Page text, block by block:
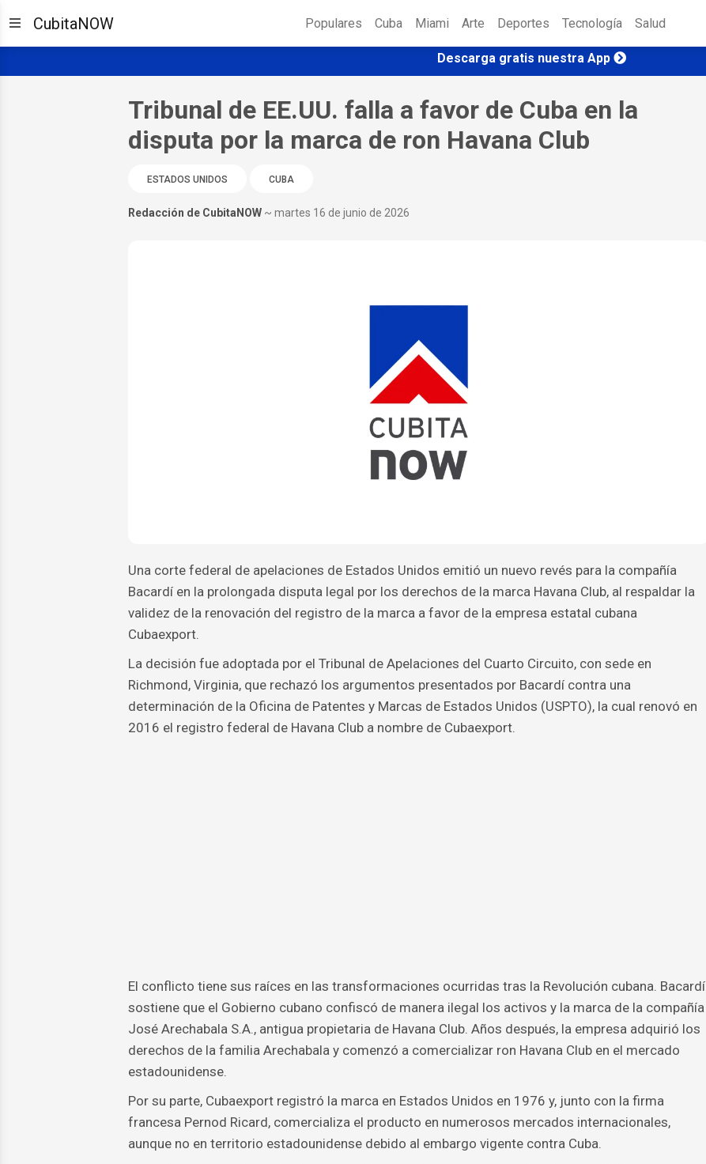
CubitaNOW Populares Cuba Miami Arte Deportes Tecnología Salud
Descarga gratis nuestra App
Tribunal de EE.UU. falla a favor de Cuba en la
disputa por la marca de ron Havana Club
ESTADOS UNIDOS CUBA
Redacción de CubitaNOW ~ martes 16 de junio de 2026
Una corte federal de apelaciones de Estados Unidos emitió un nuevo revés para la compañía
Bacardí en la prolongada disputa legal por los derechos de la marca Havana Club, al respaldar la
validez de la renovación del registro de la marca a favor de la empresa estatal cubana
Cubaexport.
La decisión fue adoptada por el Tribunal de Apelaciones del Cuarto Circuito, con sede en
Richmond, Virginia, que rechazó los argumentos presentados por Bacardí contra una
determinación de la Oficina de Patentes y Marcas de Estados Unidos (USPTO), la cual renovó en
2016 el registro federal de Havana Club a nombre de Cubaexport.
El conflicto tiene sus raíces en las transformaciones ocurridas tras la Revolución cubana. Bacardí
sostiene que el Gobierno cubano confiscó de manera ilegal los activos y la marca de la compañía
José Arechabala S.A., antigua propietaria de Havana Club. Años después, la empresa adquirió los
derechos de la familia Arechabala y comenzó a comercializar ron Havana Club en el mercado
estadounidense.
Por su parte, Cubaexport registró la marca en Estados Unidos en 1976 y, junto con la firma
francesa Pernod Ricard, comercializa el producto en numerosos mercados internacionales,
aunque no en territorio estadounidense debido al embargo vigente contra Cuba.